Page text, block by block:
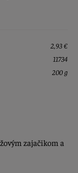
2,93 €
11734
200 g
zajačikom a